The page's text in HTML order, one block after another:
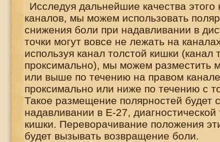
Исследуя дальнейшие качества этого
каналов, мы можем использовать
снижения боли при надавливании в
точки могут вовсе не лежать на
используя канал толстой кишки (канал
проксимально), мы можем разместить
или выше по течению на правом
проксимально или ниже по течению с
Такое размещение полярностей будет
надавливании в Е-27, диагностической
кишки. Переворачивание положения
будет вызывать возвращение боли.